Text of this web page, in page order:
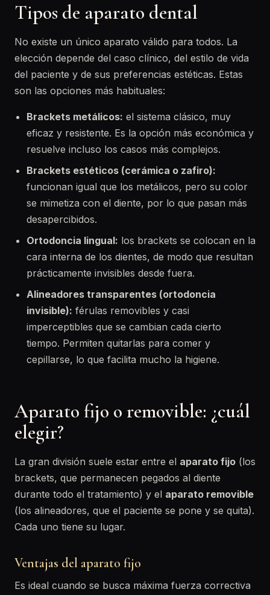
Tipos de aparato dental
No existe un único aparato válido para todos. La
elección depende del caso clínico, del estilo de vida
del paciente y de sus preferencias estéticas. Estas
son las opciones más habituales:
Brackets metálicos: el sistema clásico, muy
eficaz y resistente. Es la opción más económica y
resuelve incluso los casos más complejos.
Brackets estéticos (cerámica o zafiro):
funcionan igual que los metálicos, pero su color
se mimetiza con el diente, por lo que pasan más
desapercibidos.
Ortodoncia lingual: los brackets se colocan en la
cara interna de los dientes, de modo que resultan
prácticamente invisibles desde fuera.
Alineadores transparentes (ortodoncia
invisible): férulas removibles y casi
imperceptibles que se cambian cada cierto
tiempo. Permiten quitarlas para comer y
cepillarse, lo que facilita mucho la higiene.
Aparato fijo o removible: ¿cuál
elegir?
La gran división suele estar entre el aparato fijo (los
brackets, que permanecen pegados al diente
durante todo el tratamiento) y el aparato removible
(los alineadores, que el paciente se pone y se quita).
Cada uno tiene su lugar.
Ventajas del aparato fijo
Es ideal cuando se busca máxima fuerza correctiva